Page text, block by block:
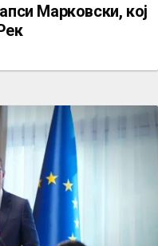
Марковски, кој